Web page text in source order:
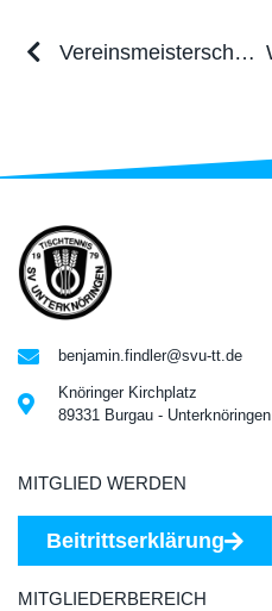
Vereinsmeisterschaften der Erwachsenen 2022
benjamin.findler@svu-tt.de
Knöringer Kirchplatz
89331 Burgau - Unterknöringen
MITGLIED WERDEN
Beitrittserklärung
MITGLIEDERBEREICH